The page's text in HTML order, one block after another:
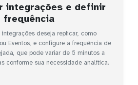
integrações e definir
frequência
integrações deseja replicar, como
Eventos, e configure a frequência de
que pode variar de 5 minutos a
conforme sua necessidade analítica.